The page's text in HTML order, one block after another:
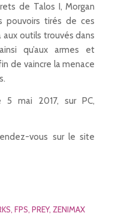
de Talos I, Morgan
pouvoirs tirés de ces
outils trouvés dans
qu’aux armes et
de vaincre la menace
5 mai 2017, sur PC,
vous sur le site
, FPS, PREY, ZENIMAX